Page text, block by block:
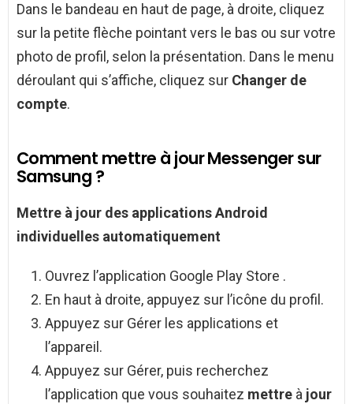
Dans le bandeau en haut de page, à droite, cliquez
sur la petite flèche pointant vers le bas ou sur votre
photo de profil, selon la présentation. Dans le menu
déroulant qui s’affiche, cliquez sur Changer de
compte.
Comment mettre à jour Messenger sur
Samsung ?
Mettre à jour des applicationsAndroid
individuelles automatiquement
Ouvrez l’application Google Play Store .
En haut à droite, appuyez sur l’icône du profil.
Appuyez sur Gérer les applications et
l’appareil.
Appuyez sur Gérer, puis recherchez
l’application que vous souhaitez mettre à jour